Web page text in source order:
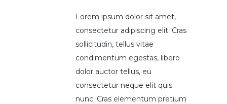
Lorem ipsum dolor sit amet,
consectetur adipiscing elit. Cras
sollicitudin, tellus vitae
condimentum egestas, libero
dolor auctor tellus, eu
consectetur neque elit quis
nunc. Cras elementum pretium